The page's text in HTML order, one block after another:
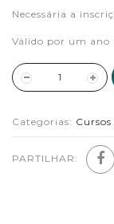
Necessária a
Válido por um ano
Categorias:
PARTILHAR: